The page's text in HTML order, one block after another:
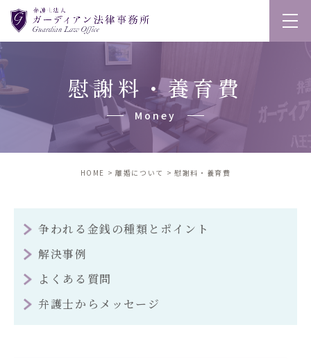
慰謝料・養育費
money
HOME 離婚について 慰謝料・養育費
争われる金銭の種類とポイント
解決事例
よくある質問
弁護士からメッセージ